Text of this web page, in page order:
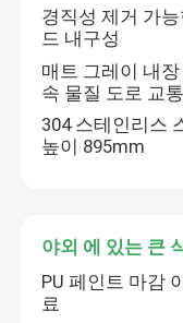
야외 휴지통
야외 담배 재봉기
자전거 주차 래크
야외 에 있는 큰
경직성 제거 가
드 내구성
매트 그레이 내
속 물질 도로 교통
304 스테인리스
높이 895mm
야외 에 있는 큰
PU 페인트 마감
료